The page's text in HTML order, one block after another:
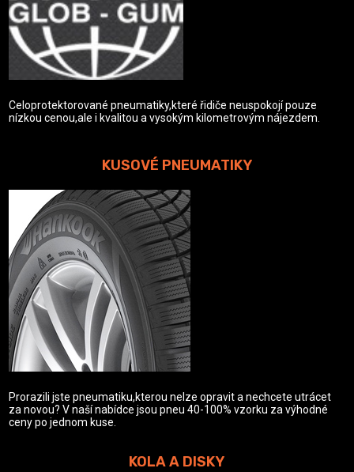
Celoprotektorované pneumatiky,které řidiče neuspokojí pouze
nízkou cenou,ale i kvalitou a vysokým kilometrovým nájezdem.
KUSOVÉ PNEUMATIKY
Prorazili jste pneumatiku,kterou nelze opravit a nechcete utrácet
za novou? V naší nabídce jsou pneu 40-100% vzorku za výhodné
ceny po jednom kuse.
KOLA A DISKY